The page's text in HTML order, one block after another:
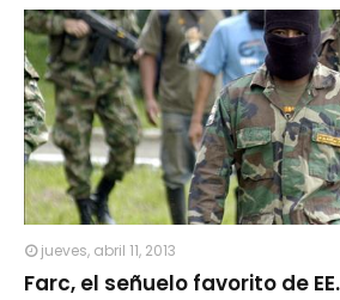
jueves, abril 11, 2013
Farc, el señuelo favorito de